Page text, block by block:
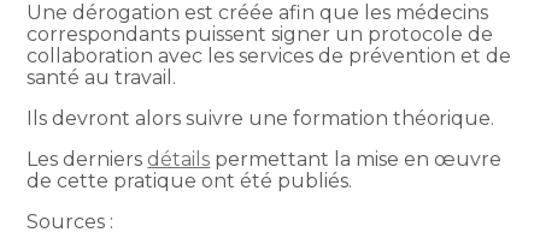
Une dérogation est créée afin que les médecins
correspondants puissent signer un protocole de
collaboration avec les services de prévention et de
santé au travail.
Ils devront alors suivre une formation théorique.
Les derniers détails permettant la mise en œuvre
de cette pratique ont été publiés.
Sources :